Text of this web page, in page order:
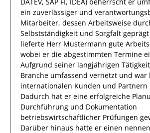
ein zuverlässiger und
Mitarbeiter, dessen Arbeitsweise
Selbstständigkeit und Sorgfalt geprägt
lieferte Herr Mustermann gute
wobei er die abgestimmten Termine
Aufgrund seiner langjährigen
Branche umfassend vernetzt und war
internationalen Kunden und Partnern
Dadurch hat er eine erfolgreiche
Durchführung und Dokumentation
betriebswirtschaftlicher Prüfungen
Darüber hinaus hatte er einen